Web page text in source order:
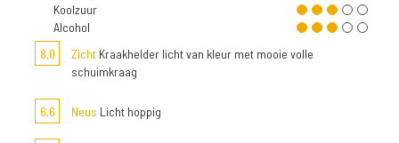
Koolzuur
Alcohol
8,0
Zicht Kraakhelder licht van kleur met mooie volle
schuimkraag
6,6 Neus Licht hoppig